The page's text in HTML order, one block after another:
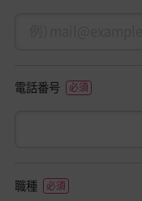
電話番号
職種